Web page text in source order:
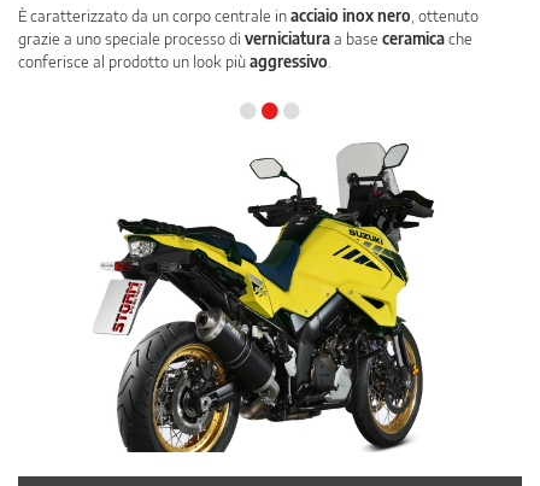
È caratterizzato da un corpo centrale inacciaio inox nero , ottenuto
grazie a uno speciale processo di verniciaturaa base ceramicache
conferisce al prodotto un look piùaggressivo
•••